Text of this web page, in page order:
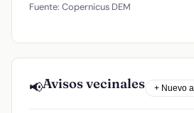
Fuente: Copernicus DEM
📢Avisos vecinales + Nuevo